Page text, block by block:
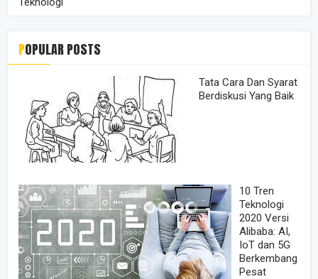
POPULAR POSTS
Tata Cara Dan Syarat
Berdiskusi Yang Baik
10 Tren
Teknologi
2020 Versi
Alibaba: AI,
IoT dan 5G
Berkembang
Pesat